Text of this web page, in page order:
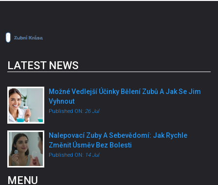
LATEST NEWS
Možné Vedlejší Účinky Bělení Zubů A Jak Se Jim
Vyhnout
Published ON: 26 Jul
Nalepovací Zuby A Sebevědomí: Jak Rychle
Změnit Úsměv Bez Bolesti
Published ON: 14 Jul
MENU